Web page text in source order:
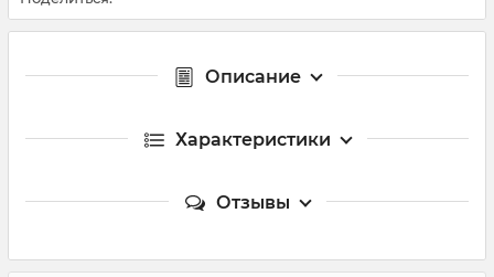
Описание
Характеристики
Отзывы